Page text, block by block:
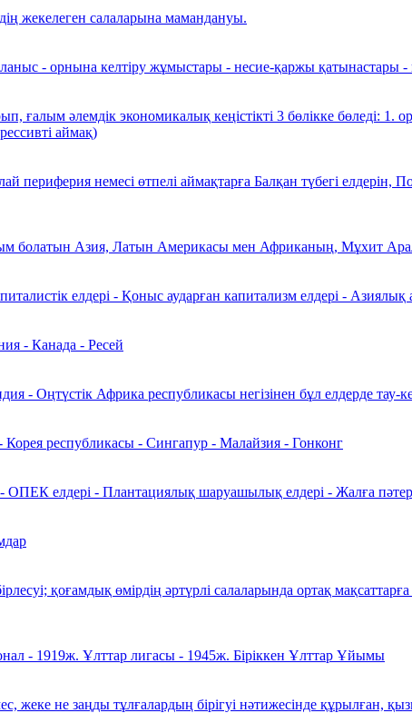
жекелеген салаларына мамандануы.
- орнына келтіру жұмыстары - несие-қаржы қатынастары
ғалым әлемдік экономикалық кеңістікті 3 бөлікке бөледі:
аймақ)
немесі өтпелі аймақтарға Балқан түбегі елдерін,
болатын Азия, Латын Америкасы мен Африканың, Мұхит
елдері - Қоныс аударған капитализм елдері - Азиялық
- Канада - Ресей
- Оңтүстік Африка республикасы негізінен бұл елдерде тау-
Корея республикасы - Сингапур - Малайзия - Гонконг
елдері - Плантациялық шаруашылық елдері - Жалға пәтер
қоғамдық өмірдің әртүрлі салаларында ортақ
- 1919ж. Ұлттар лигасы - 1945ж. Біріккен Ұлттар Ұйымы
жеке не заңды тұлғалардың бірігуі нәтижесінде құрылған,